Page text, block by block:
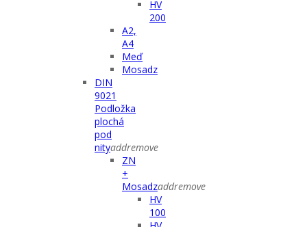
HV
200
A2,
A4
Meď
Mosadz
DIN
9021
Podložka
plochá
pod
nityaddremove
ZN
+
Mosadzaddremove
HV
100